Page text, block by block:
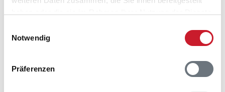
Notwendig
Präferenzen
Belegungskalender
Anzahl Reisende auswählen